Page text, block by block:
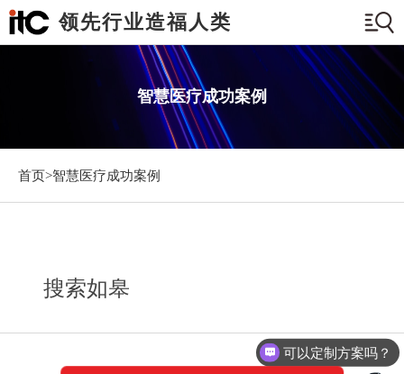
领先行业造福人类
智慧医疗成功案例
首页>智慧医疗成功案例
搜索如皋
可以定制方案吗？